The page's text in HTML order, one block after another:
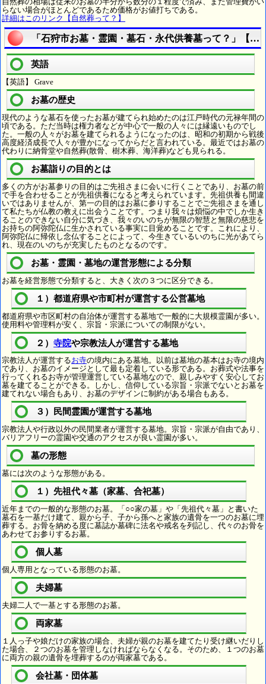
らない場合がほとんどであるため価格がお値打ちである。
詳細はこのリンク【自然葬って？】
「石狩市お墓・霊園・墓石・永代供養墓って？」【寺
英語
【英語】 Grave
お墓の歴史
現代のような墓石を使ったお墓が建てられ始めたのは江戸時代の元禄年間の
頃である。ただ当時は権力者などが中心で一般の人々には縁遠いものでし
た。一般の人々がお墓を建てられるようになったのは、昭和の初期から戦後
高度経済成長で人々が豊かになってからだと言われている。最近ではお墓の
代わりに納骨堂や自然葬(散骨、樹木葬、海洋葬)なども見られる。
お墓詣りの目的とは
多くの方がお墓参りの目的はご先祖さまに会いに行くことであり、お墓の前
で手を合わせることが先祖供養になると考えられています。先祖供養も間違
いではありませんが、第一の目的はお墓に参りすることでご先祖さまを通し
て私たちが仏教の教えに出会うことです。つまり我々は煩悩の中でしか生き
ることのできない自分に気づき、我々のいのちが無限の智慧と無限の慈悲を
お持ちの阿弥陀仏に生かされている事実に目覚めることです。これにより、
阿弥陀仏に帰依し念仏することによって、今生きているいのちに光があてら
れ、現在のいのちが充実したものとなるのです。
お墓・霊園・墓地の運営形態による分類
お墓を経営形態で分類すると、大きく次の３つに区分できる。
１）都道府県や市町村が運営する公営墓地
都道府県や市区町村の自治体が運営する墓地で一般的に大規模霊園が多い。
使用料や管理料が安く、宗旨・宗派についての制限がない。
２） 寺院や宗教法人が運営する墓地
宗教法人が運営するお寺の境内にある墓地。以前は墓地の基本はお寺の境内
であり、お墓のイメージとして最も定着している形である。お葬式や法事を
行ってくれるお寺が管理運営している墓地なので、親しみやすく安心してお
墓を建てることができる。しかし、信仰している宗旨・宗派でないとお墓を
建てれない場合もあり、お墓のデザインに制約がある場合もある。
３）民間霊園が運営する墓地
宗教法人や行政以外の民間業者が運営する墓地。宗旨・宗派が自由であり、
バリアフリーの霊園や交通のアクセスが良い霊園が多い。
墓の形態
墓には次のような形態がある。
１）先祖代々墓（家墓、合祀墓）
近年までの一般的な形態のお墓。「○○家の墓」や「先祖代々墓」と書いた
墓石を一基だけ建て、親から子、子から孫へと家族の遺骨を一つのお墓に埋
葬する。お骨を納める度に墓誌か墓碑に法名や戒名を列記し、代々のお骨を
あわせてお参りするお墓。
個人墓
個人専用となっている形態のお墓。
夫婦墓
夫婦二人で一基とする形態のお墓。
両家墓
１人っ子や娘だけの家族の場合、夫婦が親のお墓を建てたり受け継いだりし
た場合、２つのお墓を管理しなければならなくなる。そのため、１つのお墓
に両方の親の遺骨を埋葬するのが両家墓である。
会社墓・団体墓